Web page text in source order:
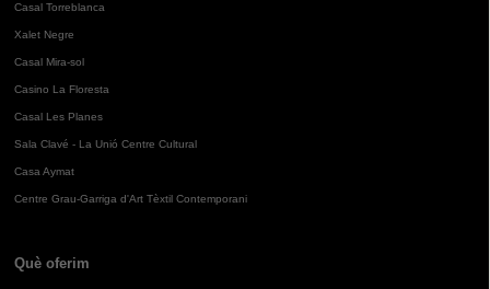
Casal Torreblanca
Xalet Negre
Casal Mira-sol
Casino La Floresta
Casal Les Planes
Sala Clavé - La Unió Centre Cultural
Casa Aymat
Centre Grau-Garriga d'Art Tèxtil Contemporani
Què oferim